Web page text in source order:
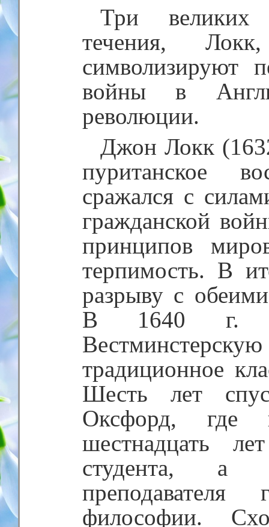
Три великих
течения,
символизируют
войны в
революции.
Джон Локк
пуританское
сражался с
гражданской
принципов
терпимость. В
разрыву с
В 1640 г.
традиционное
Шесть лет
Оксфорд, где
шестнадцать
студента, а
философии.